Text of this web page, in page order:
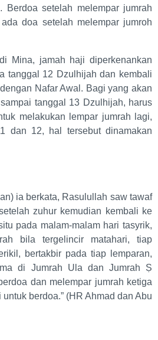
Berdoa setelah melempar jumrah
doa setelah melempar jumroh
Mina, jamah haji diperkenankan
tanggal 12 Dzulhijah dan kembali
Nafar Awal. Bagi yang akan
tanggal 13 Dzulhijah, harus
melakukan lempar jumrah lagi,
dan 12, hal tersebut dinamakan
ia berkata, Rasulullah saw tawaf
zuhur kemudian kembali ke
pada malam-malam hari tasyrik,
bila tergelincir matahari, tiap
bertakbir pada tiap lemparan,
di Jumrah Ula dan Jumrah Ṣ
dan melempar jumrah ketiga
berdoa.” (HR Ahmad dan Abu